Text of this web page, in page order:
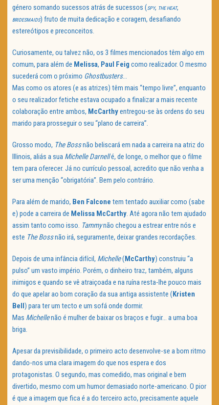
género somando sucessos atrás de sucessos (SPY, THE HEAT,
BRIDESMAIDS) fruto de muita dedicação e coragem, desafiando
estereótipos e preconceitos.
Curiosamente, ou talvez não, os 3 filmes mencionados têm algo em
comum, para além de Melissa, Paul Feig como realizador. O mesmo
sucederá com o próximo Ghostbusters…
Mas como os atores (e as atrizes) têm mais “tempo livre”, enquanto
o seu realizador fetiche estava ocupado a finalizar a mais recente
colaboração entre ambos, McCarthyentregou-se às ordens do seu
marido para prosseguir o seu “plano de carreira”.
Grosso modo, The Bossnão beliscará em nada a carreira na atriz do
Illinois, aliás a sua Michelle Darnellé, de longe, o melhor que o filme
tem para oferecer. Já no currículo pessoal, acredito que não venha a
ser uma menção “obrigatória”. Bem pelo contrário.
Para além de marido, Ben Falcone tem tentado auxiliar como (sabe
e) pode a carreira de Melissa McCarthy. Até agora não tem ajudado
assim tanto como isso. Tammynão chegou a estrear entre nós e
este The Bossnão irá, seguramente, deixar grandes recordações.
Depois de uma infância difícil, Michelle(McCarthy) construiu “a
pulso” um vasto império. Porém, o dinheiro traz, também, alguns
inimigos e quando se vê atraiçoada e na ruína resta-lhe pouco mais
do que apelar ao bom coração da sua antiga assistente (Kristen
Bell) para ter um tecto e um sofá onde dormir.
Mas Michellenão é mulher de baixar os braços e fugir… a uma boa
briga.
Apesar da previsibilidade, o primeiro acto desenvolve-se a bom ritmo
dando-nos uma clara imagem do que nos espera e dos
protagonistas. O segundo, mas comedido, mas original e bem
divertido, mesmo com um humor demasiado norte-americano. O pior
é que a imagem que fica é a do terceiro acto, precisamente aquele